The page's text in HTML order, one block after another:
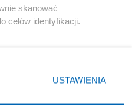
skanować
celów identyfikacji.
ustawień prywatności
rogu strony
nie wymagają zgody
USTAWIENIA